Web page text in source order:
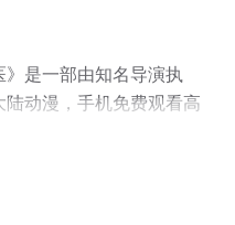
是一部由知名导演执
动漫，手机免费观看高
电影网，更多相关信息